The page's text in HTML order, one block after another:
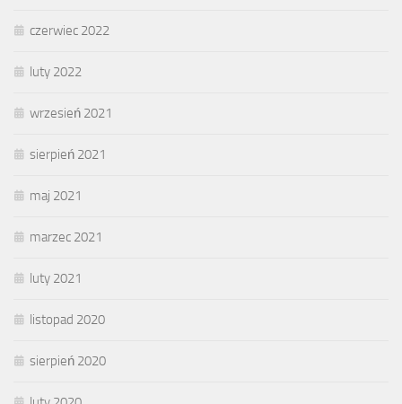
czerwiec 2022
luty 2022
wrzesień 2021
sierpień 2021
maj 2021
marzec 2021
luty 2021
listopad 2020
sierpień 2020